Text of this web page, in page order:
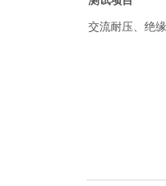
交流耐压、绝